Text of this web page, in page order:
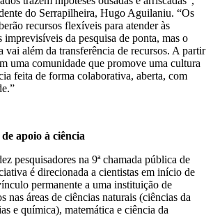
do Serrapilheira, Hugo Aguilaniu. “Os
recursos flexíveis para atender às
imprevisíveis da pesquisa de ponta, mas o
vai além da transferência de recursos. A partir
uma comunidade que promove uma cultura
feita de forma colaborativa, aberta, com
apoio à ciência
pesquisadores na 9ª chamada pública de
é direcionada a cientistas em início de
permanente a uma instituição de
nas áreas de ciências naturais (ciências da
e química), matemática e ciência da